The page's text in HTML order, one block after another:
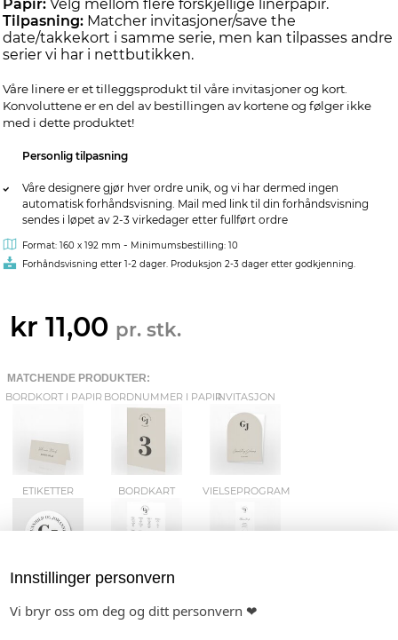
Papir: Velg mellom flere forskjellige linerpapir.
Tilpasning: Matcher invitasjoner/save the
date/takkekort i samme serie, men kan tilpasses andre
serier vi har i nettbutikken.
Våre linere er et tilleggsprodukt til våre invitasjoner og kort.
Konvoluttene er en del av bestillingen av kortene og følger ikke
med i dette produktet!
Personlig tilpasning
Våre designere gjør hver ordre unik, og vi har dermed ingen
automatisk forhåndsvisning. Mail med link til din forhåndsvisning
sendes i løpet av 2-3 virkedager etter fullført ordre
Format: 160 x 192 mm - Minimumsbestilling: 10
Forhåndsvisning etter 1-2 dager. Produksjon 2-3 dager etter godkjenning.
kr 11,00 pr. stk.
MATCHENDE PRODUKTER:
BORDKORT I PAPIR BORDNUMMER I PAPIRINVITASJON
ETIKETTER BORDKART VIELSEPROGRAM
KLEENEX-BELTE VELK.PLAKATER
Innstillinger personvern
Vi bryr oss om deg og ditt personvern ❤